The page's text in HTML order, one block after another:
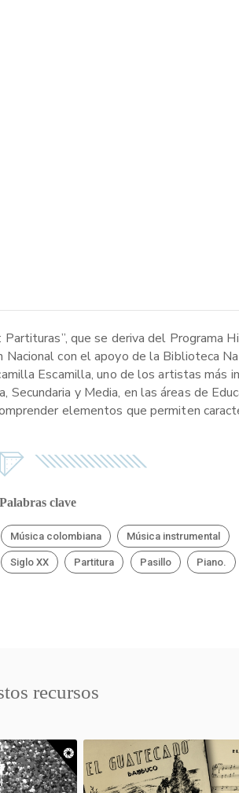
que se deriva del Programa
con el apoyo de la Biblioteca
Escamilla, uno de los artistas
y Media, en las áreas de
elementos que permiten
Palabras clave
Música colombiana Música instrumental
Siglo XX Partitura Pasillo Piano.
recursos